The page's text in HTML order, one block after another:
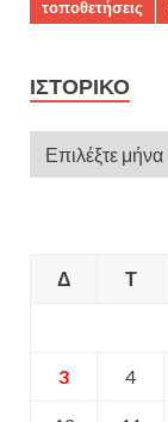
τοποθετήσεις
ΙΣΤΟΡΙΚΌ
Δ
Τ
3 4